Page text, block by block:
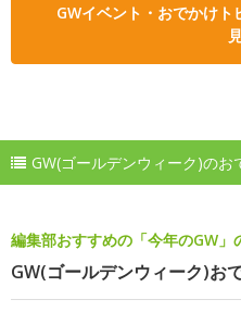
GWイベント・おでかけ
GW(ゴールデンウィーク)のお
編集部おすすめの「今年のGW」
GW(ゴールデンウィーク)お